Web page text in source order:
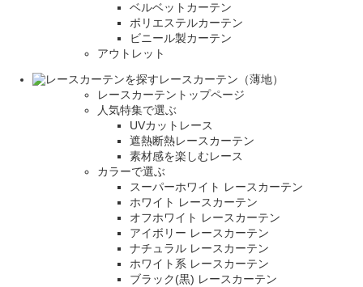
ベルベットカーテン
ポリエステルカーテン
ビニール製カーテン
アウトレット
レースカーテン（薄地）
レースカーテントップページ
人気特集で選ぶ
UVカットレース
遮熱断熱レースカーテン
素材感を楽しむレース
カラーで選ぶ
スーパーホワイト レースカーテン
ホワイト レースカーテン
オフホワイト レースカーテン
アイボリー レースカーテン
ナチュラル レースカーテン
ホワイト系 レースカーテン
ブラック(黒) レースカーテン